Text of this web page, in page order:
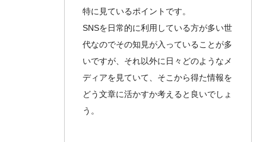
特に見ているポイントです。
SNSを日常的に利用している方が多い世
代なのでその知見が入っていることが多
いですが、それ以外に日々どのようなメ
ディアを見ていて、そこから得た情報を
どう文章に活かすか考えると良いでしょ
う。